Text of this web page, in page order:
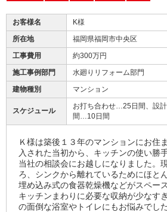
お客様名
K様
所在地
福岡県福岡市中央区
工事費用
約300万円
施工事例部門
水廻りリフォーム部門
建物種別
マンション
スケジュール
お打ち合わせ…25日間、設
間…10日間
Ｋ様は築後１３年のマンションにお住
入された当初から、キッチンの使い勝
当社の相談会にお越しになりました。
ろ、シンクから離れているためにほと
埋め込み式の食器乾燥機などがスペー
キッチンまわりに必要な収納が少なす
の面倒な浴室やトイレにもお悩みでし